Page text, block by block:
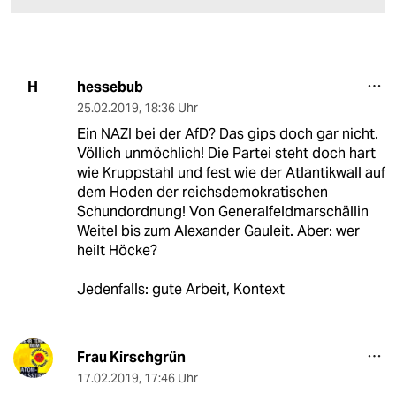
H hessebub
25.02.2019, 18:36 Uhr
Ein NAZI bei der AfD? Das gips doch gar nicht.
Völlich unmöchlich! Die Partei steht doch hart
wie Kruppstahl und fest wie der Atlantikwall auf
dem Hoden der reichsdemokratischen
Schundordnung! Von Generalfeldmarschällin
Weitel bis zum Alexander Gauleit. Aber: wer
heilt Höcke?
Jedenfalls: gute Arbeit, Kontext
Frau Kirschgrün
17.02.2019, 17:46 Uhr